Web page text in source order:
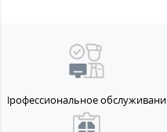
Профессиональное обслуживание